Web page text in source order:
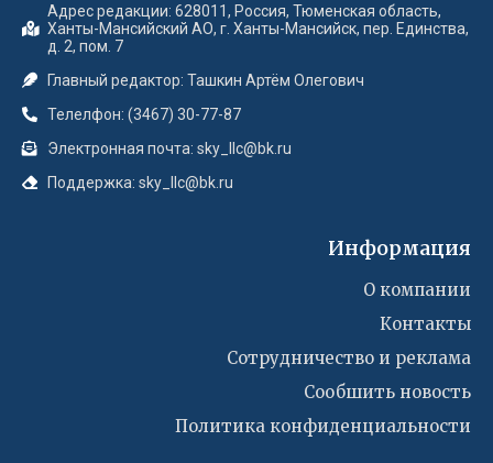
Адрес редакции: 628011, Россия, Тюменская область,
Ханты-Мансийский АО, г. Ханты-Мансийск, пер. Единства,
д. 2, пом. 7
Главный редактор: Ташкин Артём Олегович
Телелфон: (3467) 30-77-87
Электронная почта: sky_llc@bk.ru
Поддержка: sky_llc@bk.ru
Информация
О компании
Контакты
Сотрудничество и реклама
Сообшить новость
Политика конфиденциальности